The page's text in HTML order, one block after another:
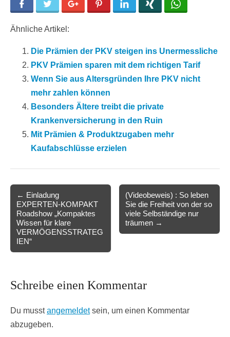
Facebook Twitter Google+ Pinterest LinkedIn
Ähnliche Artikel:
Die Prämien der PKV steigen ins Unermessliche
PKV Prämien sparen mit dem richtigen Tarif
Wenn Sie aus Altersgründen Ihre PKV nicht
mehr zahlen können
Besonders Ältere treibt die private
Krankenversicherung in den Ruin
Mit Prämien & Produktzugaben mehr
Kaufabschlüsse erzielen
navigation
← Einladung
EXPERTEN-KOMPAKT
Roadshow „Kompaktes
Wissen für klare
VERMÖGENSSTRATEG
IEN“
(Videobeweis) : So leben
Sie die Freiheit von der so
viele Selbständige nur
träumen →
Schreibe einen Kommentar
Du musstangemeldetsein, um einen Kommentar
abzugeben.